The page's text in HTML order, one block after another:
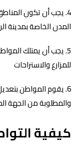
يجب أن تكون
المدن الخاصة بمدينة
يجب أن يمتلك
للمزارع والاستراحات
يقوم المواطن
والمطلوبة من الجهة
كيفية